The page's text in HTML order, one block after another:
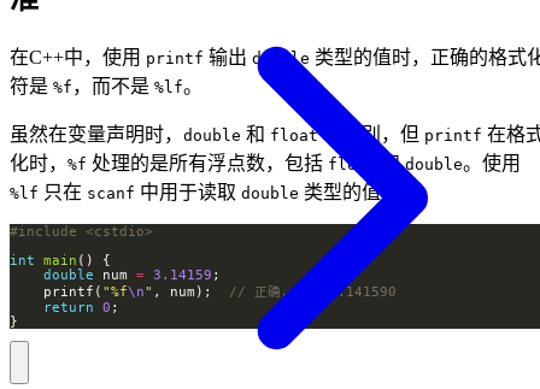
在C++中，使用 printf 输出 double 类型的值时，正确的格式
符是 %f ，而不是 %lf。
虽然在变量声明时， double 和 float有区别，但 printf 在格
化时， %f 处理的是所有浮点数，包括 float 和double。使用
%lf 只在 scanf 中用于读取 double 类型的值。
#include
<cstdio>
int
main
double num = 3.14159
    printf(
"%f\n" , num);
return
0
}